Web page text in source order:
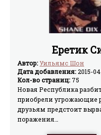
Еретик
Автор:Уильямс Шон
Дата добавления:2015-
Кол-во страниц: 75
Новая Республика
приобрели угрожающие
друзьям предстоит
поражения…